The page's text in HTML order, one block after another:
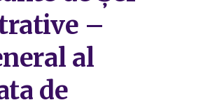
–
al
de